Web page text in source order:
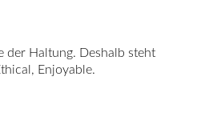
der Haltung. Deshalb steht
Enjoyable.